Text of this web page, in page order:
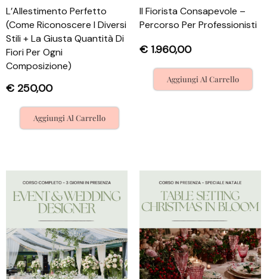
L’Allestimento Perfetto
(Come Riconoscere I Diversi
Stili + La Giusta Quantità Di
Fiori Per Ogni
Composizione)
€ 250,00
Aggiungi Al Carrello
Il Fiorista Consapevole –
Percorso Per Professionisti
€ 1.960,00
Aggiungi Al Carrello